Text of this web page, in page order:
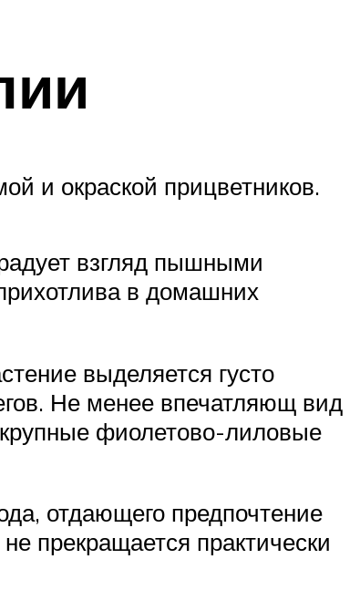
и окраской прицветников.
взгляд пышными
в домашних
выделяется густо
Не менее впечатляющ вид
фиолетово-лиловые
отдающего предпочтение
прекращается практически